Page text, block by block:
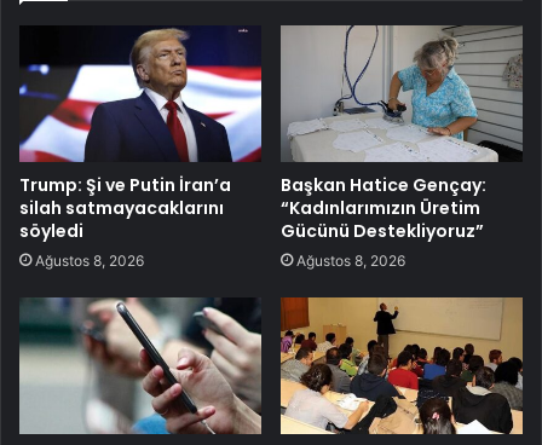
Trump: Şi ve Putin İran’a
silah satmayacaklarını
söyledi
Ağustos 8, 2026
Başkan Hatice Gençay:
“Kadınlarımızın Üretim
Gücünü Destekliyoruz”
Ağustos 8, 2026